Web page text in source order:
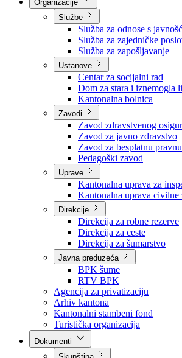
Nadležnosti
Sjednice Vlade
Službe
Služba za odnose s javnošću
Služba za zajedničke
Služba za zapošljavanje
Ustanove
Centar za socijalni rad
Dom za stara i iznemogla
Kantonalna bolnica
Zavodi
Zavod zdravstvenog
Zavod za javno zdravstvo
Zavod za besplatnu pravnu
Pedagoški zavod
Uprave
Kantonalna uprava za
Kantonalna uprava civilne
Direkcije
Direkcija za robne rezerve
Direkcija za ceste
Direkcija za šumarstvo
Javna preduzeća
BPK šume
RTV BPK
Agencija za privatizaciju
Arhiv kantona
Kantonalni stambeni fond